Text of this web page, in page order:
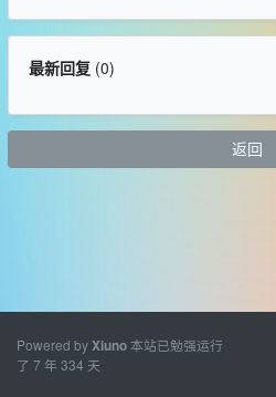
最新回复(0)
返回
Powered byXiuno本站已勉强运行
了 7 年 334 天